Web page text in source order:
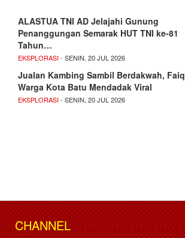
ALASTUA TNI AD Jelajahi Gunung
Penanggungan Semarak HUT TNI ke-81
Tahun…
EKSPLORASI- SENIN, 20 JUL 2026
Jualan Kambing Sambil Berdakwah, Faiq
Warga Kota Batu Mendadak Viral
EKSPLORASI- SENIN, 20 JUL 2026
CHANNEL